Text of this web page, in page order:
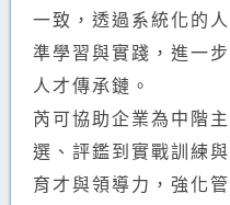
一致，透過系統化的
準學習與實踐，進一
人才傳承鏈。
芮可協助企業為中階
選、評鑑到實戰訓練
育才與領導力，強化